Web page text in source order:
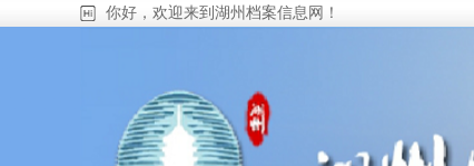
你好，欢迎来到湖州档案信息网！